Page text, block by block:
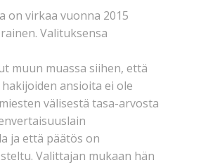
on virkaa vuonna 2015
Valituksensa
muun muassa siihen, että
ansioita ei ole
välisestä tasa-arvosta
ja että päätös on
Valittajan mukaan hän